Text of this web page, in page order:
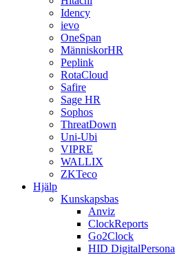
Idency
ievo
OneSpan
MänniskorHR
Peplink
RotaCloud
Safire
Sage HR
Sophos
ThreatDown
Uni-Ubi
VIPRE
WALLIX
ZKTeco
Hjälp
Kunskapsbas
Anviz
ClockReports
Go2Clock
HID DigitalPersona